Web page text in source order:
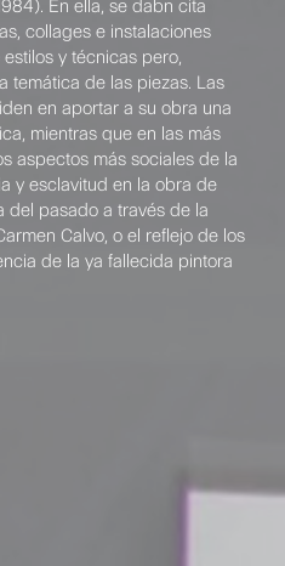
En ella, se dabn cita
collages e instalaciones
y técnicas pero,
temática de las piezas. Las
en aportar a su obra una
mientras que en las más
aspectos más sociales de la
y esclavitud en la obra de
del pasado a través de la
Calvo, o el reflejo de los
de la ya fallecida pintora